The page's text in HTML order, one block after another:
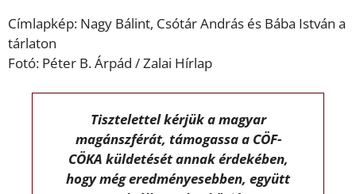
Címlapkép: Nagy Bálint, Csótár András és Bába István a
tárlaton
Fotó: Péter B. Árpád / Zalai Hírlap
Tisztelettel kérjük a magyar
magánszférát, támogassa a CÖF-
CÖKA küldetését annak érdekében,
hogy még eredményesebben, együtt